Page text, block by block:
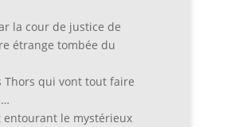
la cour de justice de
étrange tombée du
Thors qui vont tout faire
entourant le mystérieux